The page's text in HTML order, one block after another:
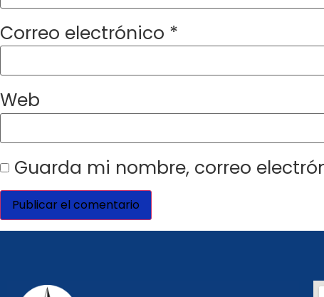
Correo electrónico *
Web
Guarda mi nombre, correo